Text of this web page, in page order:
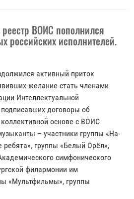
реестр ВОИС пополнился
российских исполнителей.
активный приток
желание стать членами
Интеллектуальной
договоры об
основе с ВОИС
– участники группы «На-
группы «Белый Орёл»,
симфонического
филармонии им
«Мультфильмы», группы